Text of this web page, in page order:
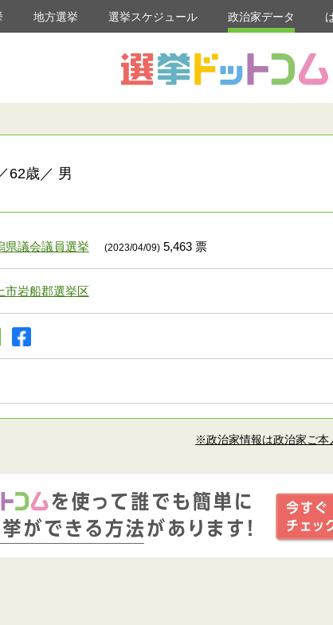
地方選挙 選挙スケジュール 政治家データ
62歳／ 男
県議会議員選挙 (2023/04/09)5,463 票
市岩船郡選挙区
※政治家情報は政治家ご本